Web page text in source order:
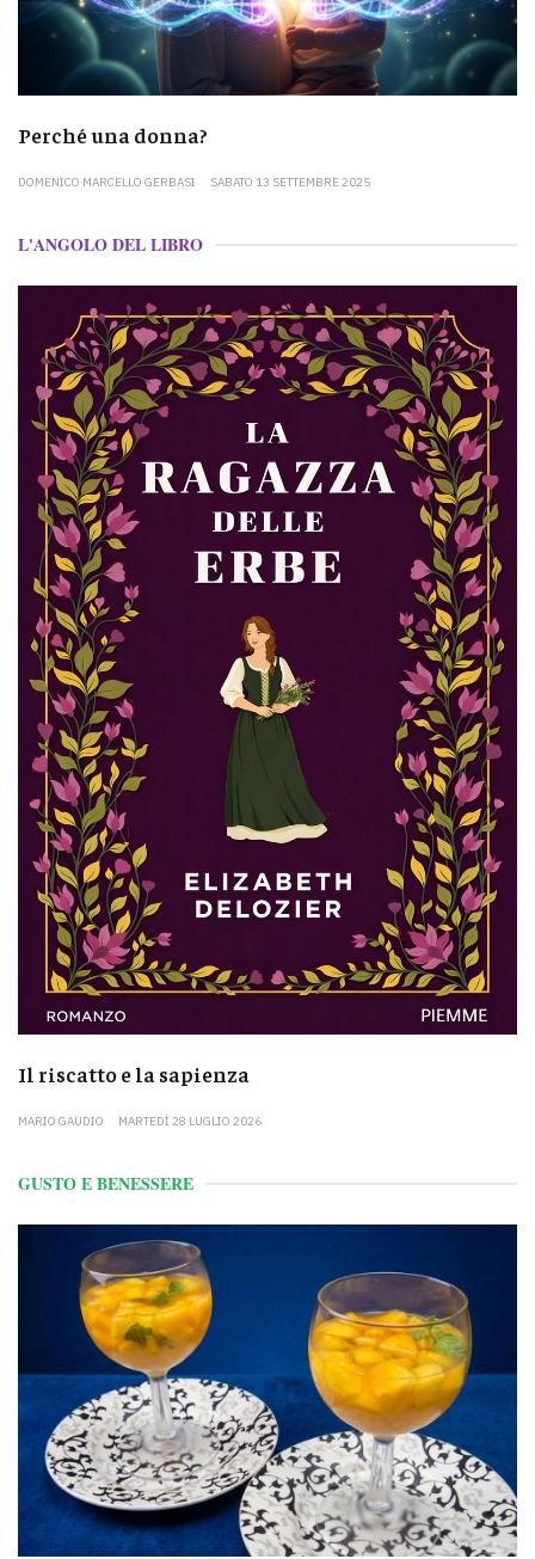
Perché una donna?
DOMENICO MARCELLO GERBASI SABATO 13 SETTEMBRE 2025
L'ANGOLO DEL LIBRO
Il riscatto e la sapienza
MARIO GAUDIO MARTEDÌ 28 LUGLIO 2026
GUSTO E BENESSERE